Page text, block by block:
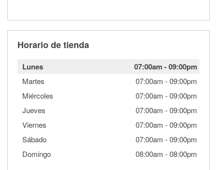
Horario de tienda
Lunes 07:00am-09:00pm
Martes 07:00am -09:00pm
Miércoles
07:00am -09:00pm
Jueves
07:00am -09:00pm
Viernes
07:00am -09:00pm
Sábado
07:00am -09:00pm
Domingo
08:00am -08:00pm